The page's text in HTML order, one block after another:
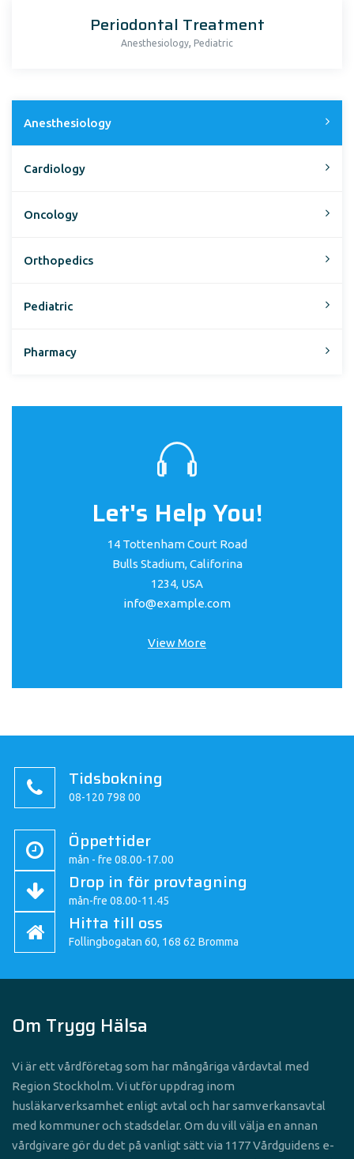
Periodontal Treatment
Anesthesiology, Pediatric
Anesthesiology
Cardiology
Oncology
Orthopedics
Pediatric
Pharmacy
Let's Help You!
14 Tottenham Court Road
Bulls Stadium, Califorina
1234, USA
info@example.com
View More
Tidsbokning
08-120 798 00
Öppettider
mån - fre 08.00-17.00
Drop in för provtagning
mån-fre 08.00-11.45
Hitta till oss
Follingbogatan 60, 168 62 Bromma
Om Trygg Hälsa
Vi är ett vårdföretag som har mångåriga vårdavtal med
Region Stockholm. Vi utför uppdrag inom
husläkarverksamhet enligt avtal och har samverkansavtal
med kommuner och stadsdelar. Om du vill välja en annan
vårdgivare gör du det på vanligt sätt via 1177 Vårdguidens e-